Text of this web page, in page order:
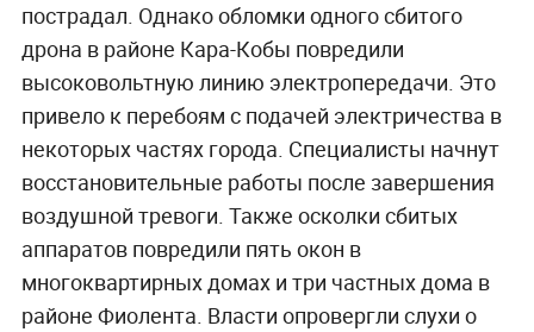
пострадал. Однако обломки одного сбитого
дрона в районе Кара-Кобы повредили
высоковольтную линию электропередачи. Это
привело к перебоям с подачей электричества в
некоторых частях города. Специалисты начнут
восстановительные работы после завершения
воздушной тревоги. Также осколки сбитых
аппаратов повредили пять окон в
многоквартирных домах и три частных дома в
районе Фиолента. Власти опровергли слухи о